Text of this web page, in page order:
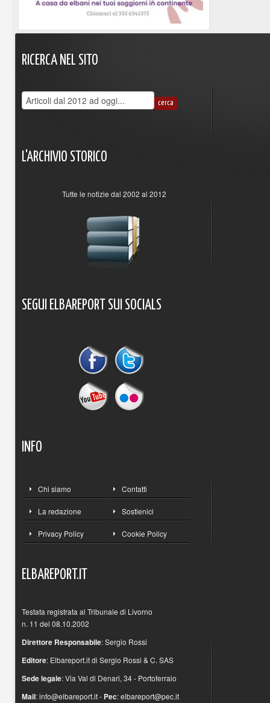
RICERCA NEL SITO
L'ARCHIVIO STORICO
Tutte le notizie dal 2002 al 2012
SEGUI ELBAREPORT SUI SOCIALS
INFO
Chi siamo Contatti
La redazione Sostienici
Privacy Policy Cookie Policy
ELBAREPORT.IT
Testata registrata al Tribunale di Livorno
n. 11 del 08.10.2002
Direttore Responsabile: Sergio Rossi
Editore: Elbareport.it di Sergio Rossi & C. SAS
Sede legale: Via Val di Denari, 34 - Portoferraio
Mail:info@elbareport.it- Pec:elbareport@pec.it